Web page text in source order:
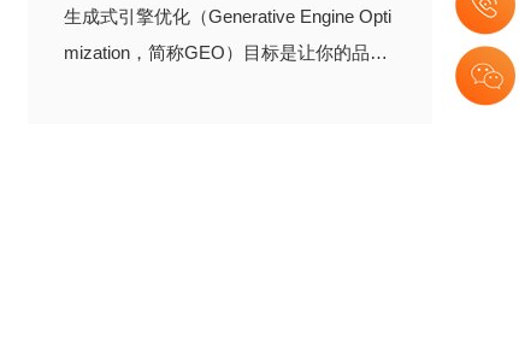
生成式引擎优化（Generative Engine Opti
mization，简称GEO）目标是让你的品牌